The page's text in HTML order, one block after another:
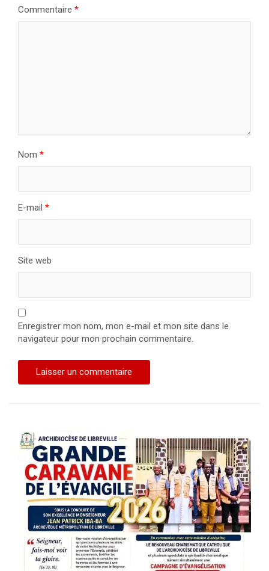
Commentaire *
Nom *
E-mail *
Site web
Enregistrer mon nom, mon e-mail et mon site dans le
navigateur pour mon prochain commentaire.